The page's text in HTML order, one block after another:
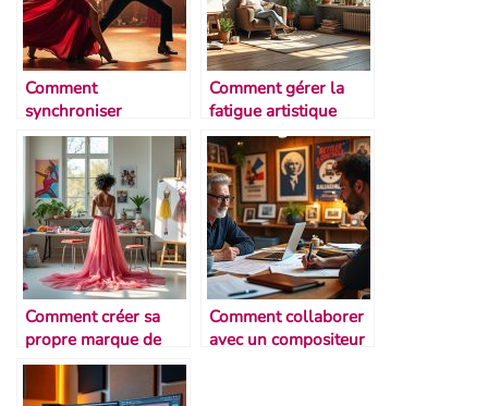
Comment
synchroniser
mouvement et
musique en duo
Comment gérer la
fatigue artistique
Comment créer sa
propre marque de
vêtements de danse
Comment collaborer
avec un compositeur